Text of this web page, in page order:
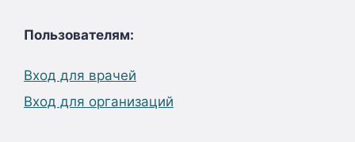
Пользователям:
Вход для врачей
Вход для организаций